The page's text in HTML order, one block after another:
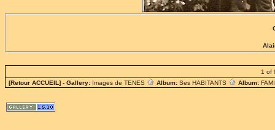
1 of
[Retour ACCUEIL] - Gallery: Images de TENES Album: Ses HABITANTS Album: